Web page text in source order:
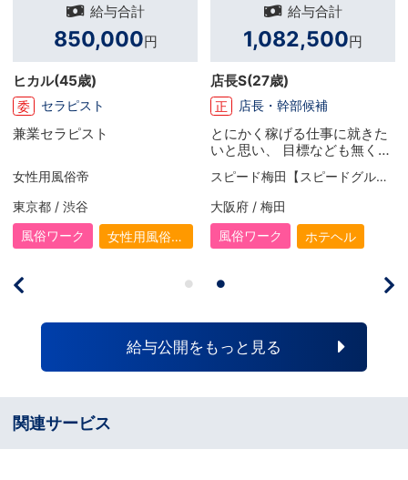
給与合計
580,000円
ミウラ(41歳)
正 店長・幹部候補
前職と比べると、業務時間は
が、給料は倍以上に増えてま
す。 さらに隔週休2日や社保
も完備されていたりと長期間
働ける環境が揃っているとお
もいます。 最初は業界が業界
なので怪しいと思ってました
たのが驚きでした(笑)
ソープランド バイオレンス
東京都 / 池袋
風俗ワーク
ソープ
給与合計
544,780円
主任M(26歳)
正 店長・幹部候補
入社してからコツコツと頑張
って、 今では主任の役職に就
きました！ お給料面もかなり
昇給して頂けたので、頑張れ
ば頑張るだけ反映して頂ける
会社です。 ダークなイメージ
がありましたが全くそのよう
なことも無く、シフトなども
し、しっかり定時で帰れま
す！ 帰りに仲間と食事に出る
スピード梅田【スピードグループ】
大阪府 / 梅田
風俗ワーク
ホテヘル
給与公開をもっと見る
関連サービス